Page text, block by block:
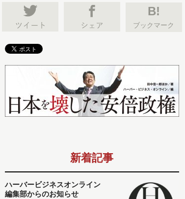
B!
ブックマーク
新着記事
ハーバービジネスオンライン
編集部からのお知らせ